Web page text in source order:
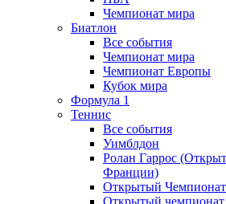
Чемпионат мира
Биатлон
Все события
Чемпионат мира
Чемпионат Европы
Кубок мира
Формула 1
Теннис
Все события
Уимблдон
Ролан Гаррос
Франции)
Открытый
Открытый